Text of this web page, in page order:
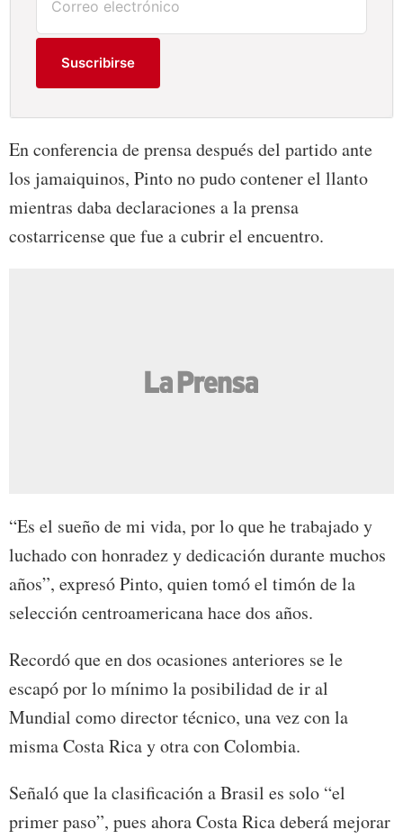
Suscribirse
En conferencia de prensa después del partido ante
los jamaiquinos, Pinto no pudo contener el llanto
mientras daba declaraciones a la prensa
costarricense que fue a cubrir el encuentro.
“Es el sueño de mi vida, por lo que he trabajado y
luchado con honradez y dedicación durante muchos
años”, expresó Pinto, quien tomó el timón de la
selección centroamericana hace dos años.
Recordó que en dos ocasiones anteriores se le
escapó por lo mínimo la posibilidad de ir al
Mundial como director técnico, una vez con la
misma Costa Rica y otra con Colombia.
Señaló que la clasificación a Brasil es solo “el
primer paso”, pues ahora Costa Rica deberá mejorar